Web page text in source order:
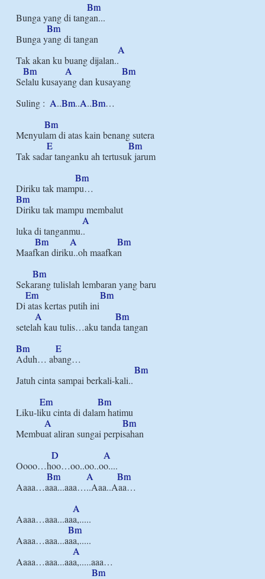
Bm
Bunga yang di tangan...
Bm
Bunga yang di tangan
A
Tak akan ku buang dijalan..
Bm
A
Bm
Selalu kusayang dan kusayang
Suling : A..Bm..A..Bm…
Bm
Menyulam di atas kain benang sutera
E
Bm
Tak sadar tanganku ah tertusuk jarum
Bm
Bm
Diriku tak mampu membalut
A
luka di tanganmu..
Bm
A
Bm
Maafkan diriku..oh maafkan
Bm
Sekarang tulislah lembaran yang baru
Em
Bm
Di atas kertas putih ini
A
Bm
setelah kau tulis…aku tanda tangan
Bm
E
Aduh… abang…
Bm
Jatuh cinta sampai berkali-kali..
Em
Bm
Liku-liku cinta di dalam hatimu
A
Bm
Membuat aliran sungai perpisahan
D
A
Oooo…hoo…oo..oo..oo....
Bm
A
Bm
Aaaa…aaa...aaa…..Aaa..Aaa…
A
Aaaa…aaa...aaa,.....
Bm
Aaaa…aaa...aaa,.....
A
Aaaa…aaa...aaa,.....aaa…
Bm